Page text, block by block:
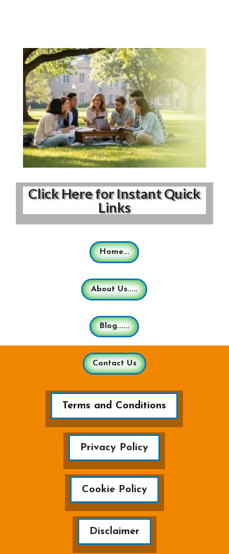
Click Here for Instant Quick
Links
Home...
About Us.....
Blog......
Contact Us
Terms and Conditions
Privacy Policy
Cookie Policy
Disclaimer